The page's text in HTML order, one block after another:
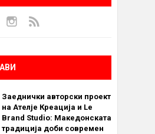
Заеднички авторски проект
на Ателје Креација и Le
Brand Studio: Македонската
традиција доби современ